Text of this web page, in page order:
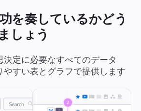
を奏しているかどう
しょう
決定に必要なすべてのデータ
やすい表とグラフで提供します